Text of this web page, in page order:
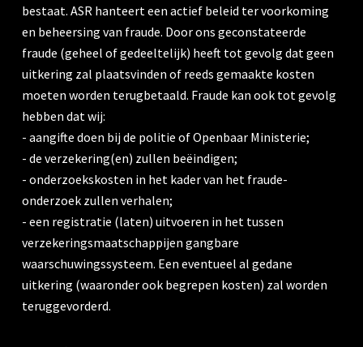
bestaat. ASR hanteert een actief beleid ter voorkoming
en beheersing van fraude. Door ons geconstateerde
fraude (geheel of gedeeltelijk) heeft tot gevolg dat geen
uitkering zal plaatsvinden of reeds gemaakte kosten
moeten worden terugbetaald. Fraude kan ook tot gevolg
hebben dat wij:
- aangifte doen bij de politie of Openbaar Ministerie;
- de verzekering(en) zullen beëindigen;
- onderzoekskosten in het kader van het fraude-
onderzoek zullen verhalen;
- een registratie (laten) uitvoeren in het tussen
verzekeringsmaatschappijen gangbare
waarschuwingssysteem. Een eventueel al gedane
uitkering (waaronder ook begrepen kosten) zal worden
teruggevorderd.